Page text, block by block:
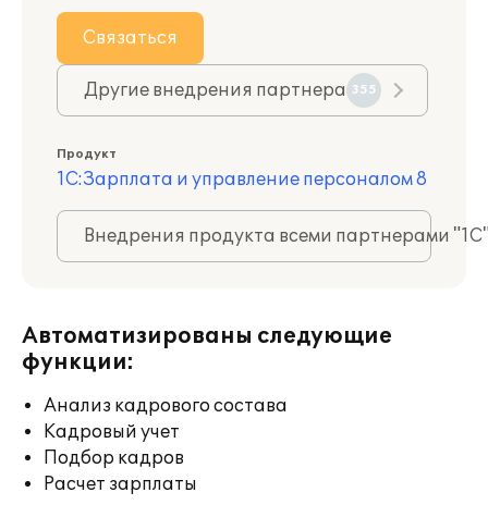
Связаться
Другие внедрения партнера 355
Продукт
1С:Зарплата и управление персоналом 8
Внедрения продукта всеми партнерами
Автоматизированы следующие
функции:
Анализ кадрового состава
Кадровый учет
Подбор кадров
Расчет зарплаты